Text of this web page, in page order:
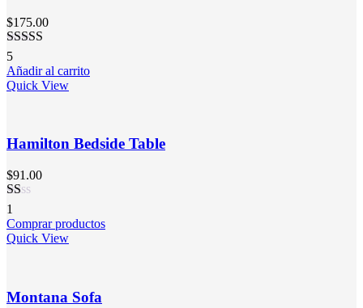
$175.00
Valorado
en3.20
de 5
5
Añadir al carrito
Quick View
Hamilton Bedside Table
$91.00
Valorado
en
1.00
de
1
Comprar productos
Quick View
Montana Sofa